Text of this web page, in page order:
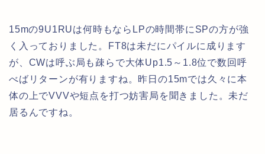
15mの9U1RUは何時もならLPの時間帯にSPの方が強
く入っておりました。FT8は未だにパイルに成ります
が、CWは呼ぶ局も疎らで大体Up1.5～1.8位で数回呼
べばリターンが有りますね。昨日の15mでは久々に本
体の上でVVVや短点を打つ妨害局を聞きました。未だ
居るんですね。